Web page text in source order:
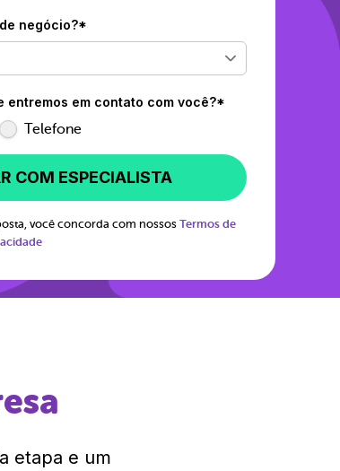
negócio?*
entremos em contato com você?*
Telefone
COM ESPECIALISTA
você concorda com nossos Termos de
etapa e um